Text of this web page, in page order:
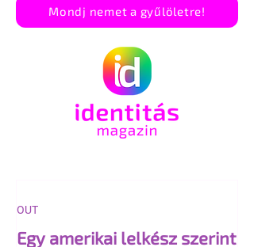
Mondj nemet a gyűlöletre!
Egy amerikai lelkész szerint
OUT